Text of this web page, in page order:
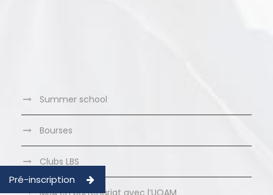
Summer school
Bourses
Clubs LBS
MBA en partenariat avec l’UQAM
Pré-inscription